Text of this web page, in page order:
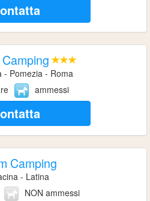
- Pomezia - Roma
ammessi
Camping
- Latina
NON ammessi